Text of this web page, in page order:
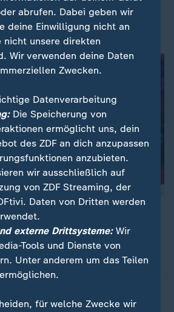
anderem drastisch Stellen in
und Subventionen streichen.
Donald Trump Elon Musk in sein
Auswirkungen hat das auf Europa?
Art von
abrufen. Dabei geben wir
deine Einwilligung nicht an
nicht unsere direkten
Wir verwenden deine Daten
Zwecken.
Datenverarbeitung
Die Speicherung von
ermöglicht uns, dein
des ZDF an dich anzupassen
anzubieten.
wir ausschließlich auf
von ZDF Streaming, der
Daten von Dritten werden
externe Drittsysteme:Wir
Tools und Dienste von
Unter anderem um das Teilen
für welche Zwecke wir